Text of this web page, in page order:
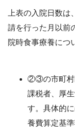
上表の入院日数
請を行った月以前
院時食事療養につ
②③の市町村
課税者、厚
す。具体的
養費算定基